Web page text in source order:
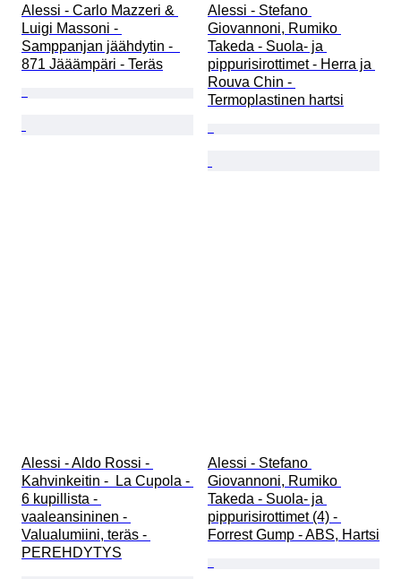
Alessi - Carlo Mazzeri &
Luigi Massoni -
Samppanjan jäähdytin -
871 Jääämpäri - Teräs
Alessi - Stefano
Giovannoni, Rumiko
Takeda - Suola- ja
pippurisirottimet - Herra ja
Rouva Chin -
Termoplastinen hartsi
Alessi - Aldo Rossi -
Kahvinkeitin -  La Cupola -
6 kupillista -
vaaleansininen -
Valualumiini, teräs -
PEREHDYTYS
Alessi - Stefano
Giovannoni, Rumiko
Takeda - Suola- ja
pippurisirottimet (4) -
Forrest Gump - ABS, Hartsi